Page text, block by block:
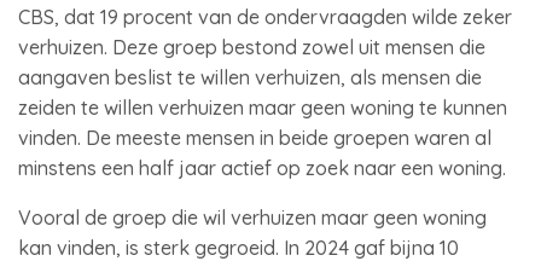
CBS, dat 19 procent van de ondervraagden wilde zeker
verhuizen. Deze groep bestond zowel uit mensen die
aangaven beslist te willen verhuizen, als mensen die
zeiden te willen verhuizen maar geen woning te kunnen
vinden. De meeste mensen in beide groepen waren al
minstens een half jaar actief op zoek naar een woning.
Vooral de groep die wil verhuizen maar geen woning
kan vinden, is sterk gegroeid. In 2024 gaf bijna 10